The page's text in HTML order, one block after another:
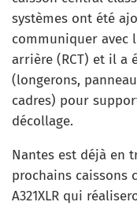
systèmes ont été
communiquer avec
arrière (RCT) et il a
(longerons,
cadres) pour
décollage.
Nantes est déjà en
prochains caissons
A321XLR qui